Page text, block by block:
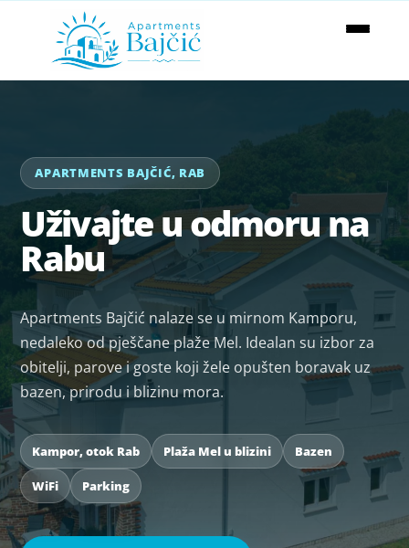
APARTMENTS BAJČIĆ, RAB
Uživajte u odmoru na
Rabu
Apartments Bajčić nalaze se u mirnom Kamporu,
nedaleko od pješčane plaže Mel. Idealan su izbor za
obitelji, parove i goste koji žele opušten boravak uz
bazen, prirodu i blizinu mora.
Kampor, otok Rab Plaža Mel u blizini Bazen
WiFi Parking